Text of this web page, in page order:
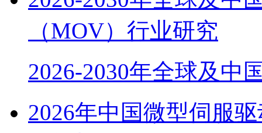
（MOV）行业研究
2026-2030年全球及中
2026年中国微型伺服